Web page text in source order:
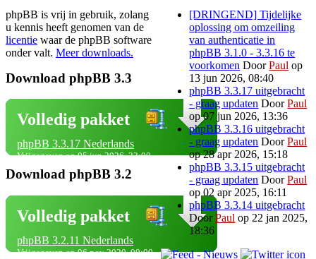
phpBB is vrij in gebruik, zolang
u kennis heeft genomen van de
licentie waar de phpBB software
onder valt. Meer downloads.
Download phpBB 3.3
Volledig pakket
phpBB 3.3.17 Nederlands
Vrijgegeven op 05 jun 2026, 23:00
Download phpBB 3.2
Volledig pakket
phpBB 3.2.11 Nederlands
Vrijgegeven op 06 nov 2020, 00:00
[DRINGEND] Tijdelijke
oplossing om omzeiling
van authenticatie in
phpBB 3.1.0 - 3.3.16 te
voorkomen DoorPaul op
13 jun 2026, 08:40
phpBB 3.3.17 uitgebracht
- graag updaten DoorPaul
op 07 jun 2026, 13:36
phpBB 3.3.16 uitgebracht
- graag updaten DoorPaul
op 28 apr 2026, 15:18
phpBB 3.3.15 uitgebracht
- graag updaten DoorPaul
op 02 apr 2025, 16:11
phpBB 3.3.14 uitgebracht
DoorPaul op 22 jan 2025,
18:36